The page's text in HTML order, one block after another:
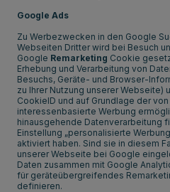
Google Ads
Zu Werbezwecken in den Google
Webseiten Dritter wird bei Besuch
Google Remarketing Cookie
Erhebung und Verarbeitung von
Besuchs, Geräte- und Browser-
zu Ihrer Nutzung unserer
CookieID und auf Grundlage der
interessenbasierte Werbung
hinausgehende Datenverarbeitung
Einstellung „personalisierte
aktiviert haben. Sind sie in diesem
unserer Webseite bei Google
Daten zusammen mit Google
für geräteübergreifendes
definieren.